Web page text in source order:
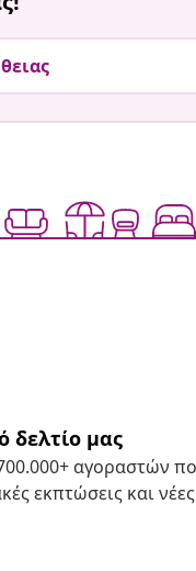
δελτίο μας
αγοραστών
εκπτώσεις και